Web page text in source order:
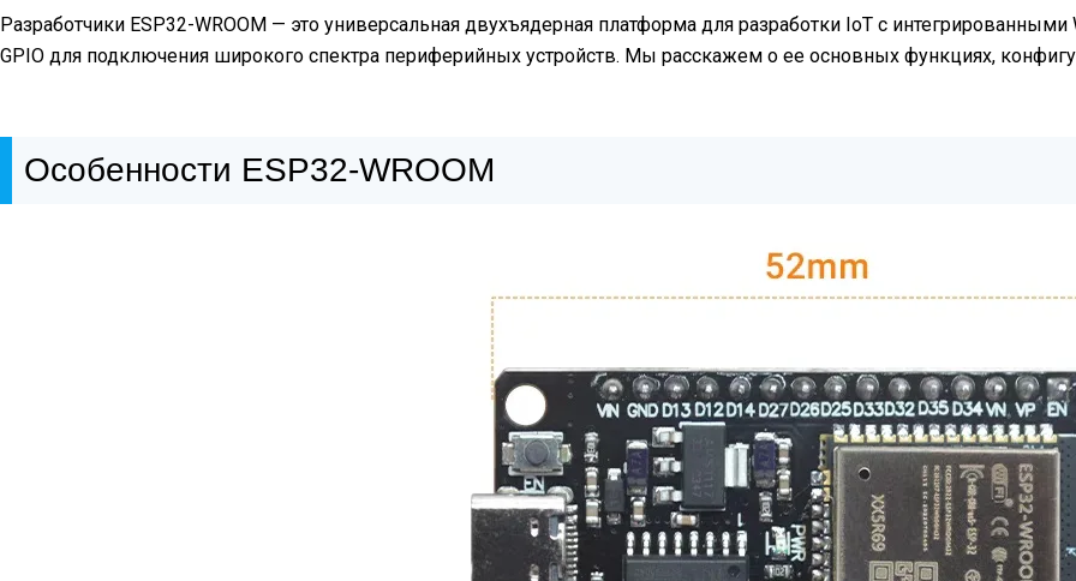
Разработчики ESP32-WROOM — это универсальная двухъядерная платформа для разработки IoT с
GPIO для подключения широкого спектра периферийных устройств. Мы расскажем о ее основных функциях,
Особенности ESP32-WROOM